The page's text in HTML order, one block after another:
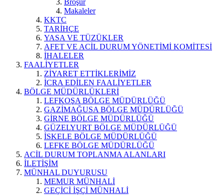
Broşür
Makaleler
KKTC
TARİHÇE
YASA VE TÜZÜKLER
AFET VE ACİL DURUM YÖNETİMİ KOMİTESİ
İHALELER
FAALİYETLER
ZİYARET ETTİKLERİMİZ
İCRA EDİLEN FAALİYETLER
BÖLGE MÜDÜRLÜKLERİ
LEFKOŞA BÖLGE MÜDÜRLÜĞÜ
GAZİMAĞUSA BÖLGE MÜDÜRLÜĞÜ
GİRNE BÖLGE MÜDÜRLÜĞÜ
GÜZELYURT BÖLGE MÜDÜRLÜĞÜ
İSKELE BÖLGE MÜDÜRLÜĞÜ
LEFKE BÖLGE MÜDÜRLÜĞÜ
ACİL DURUM TOPLANMA ALANLARI
İLETİŞİM
MÜNHAL DUYURUSU
MEMUR MÜNHALİ
GEÇİCİ İŞÇİ MÜNHALİ